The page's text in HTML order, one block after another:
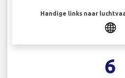
Handige links naar
6